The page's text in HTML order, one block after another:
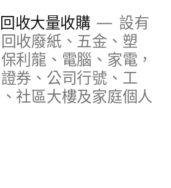
收大量收購
設有
收廢紙、五金、塑
利龍、電腦、家電，
券、公司行號、工
社區大樓及家庭個人